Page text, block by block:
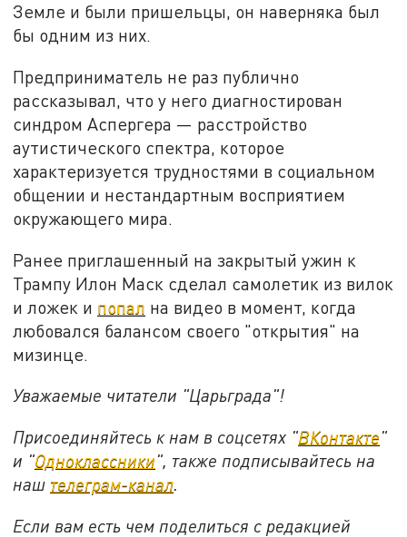
Земле и были пришельцы, он наверняка был
бы одним из них.
Предприниматель не раз публично
рассказывал, что у него диагностирован
синдром Аспергера — расстройство
аутистического спектра, которое
характеризуется трудностями в социальном
общении и нестандартным восприятием
окружающего мира.
Ранее приглашенный на закрытый ужин к
Трампу Илон Маск сделал самолетик из вилок
и ложек и попал на видео в момент, когда
любовался балансом своего "открытия" на
мизинце.
Уважаемые читатели "Царьграда"!
Присоединяйтесь к нам в соцсетях "ВКонтакте"
и "Одноклассники", также подписывайтесь на
наш телеграм-канал.
Если вам есть чем поделиться с редакцией